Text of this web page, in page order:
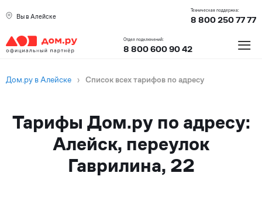
Вы в Алейске
Техническая поддержка:
8 800 250 77 77
Отдел подключений:
8 800 600 90 42 ≡
Дом.ру в Алейске › Список всех тарифов по адресу
Тарифы Дом.ру по адресу:
Алейск, переулок
Гаврилина, 22